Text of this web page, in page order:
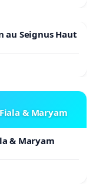
leurs chiens
et par
ceux qui en
à briser,
de
au Seignus Haut
& Maryam
& Maryam